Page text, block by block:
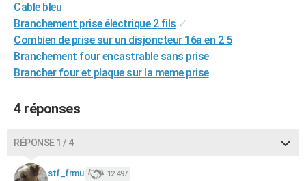
S'inscrire
Se connecter
Lycées
Collèges
Primaires
Universités
Entreprises
Service militaire
Avis de recherche
AVIS DE DÉCÈS
FORUM
Bricolage
Lifestyle
Culture
Sport
Auto
Television
Voyage
Cinema
Cable bleu
Branchement prise électrique 2 fils ✓
Combien de prise sur un disjoncteur 16a en 2 5
Branchement four encastrable sans prise
Brancher four et plaque sur la meme prise
4 réponses
RÉPONSE 1 / 4
stf_frmu 12 497